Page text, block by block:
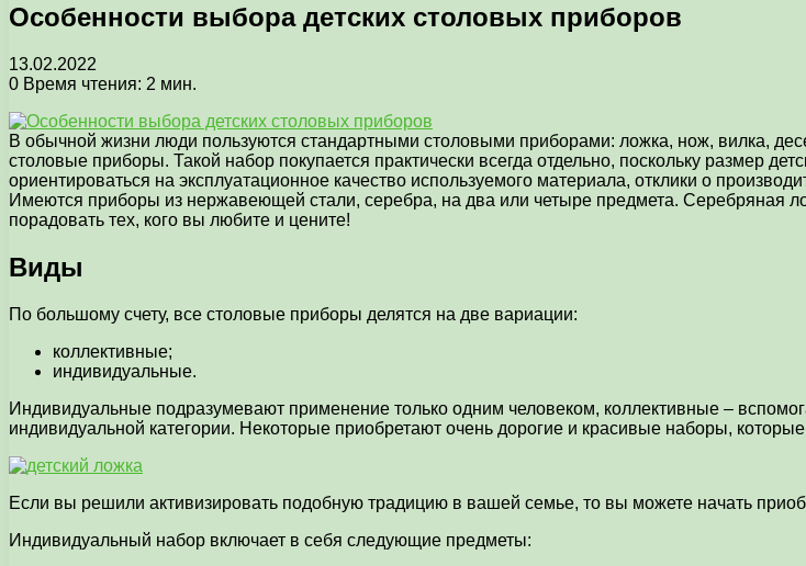
Особенности выбора детских столовых приборов
13.02.2022
0 Время чтения: 2 мин.
В обычной жизни люди пользуются стандартными столовыми приборами: ложка, нож, вилка,
столовые приборы. Такой набор покупается практически всегда отдельно, поскольку размер
ориентироваться на эксплуатационное качество используемого материала, отклики о
Имеются приборы из нержавеющей стали, серебра, на два или четыре предмета. Серебряная
порадовать тех, кого вы любите и цените!
Виды
По большому счету, все столовые приборы делятся на две вариации:
коллективные;
индивидуальные.
Индивидуальные подразумевают применение только одним человеком, коллективные –
индивидуальной категории. Некоторые приобретают очень дорогие и красивые наборы,
Если вы решили активизировать подобную традицию в вашей семье, то вы можете начать
Индивидуальный набор включает в себя следующие предметы: